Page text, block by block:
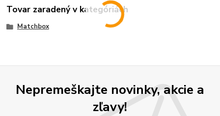
Tovar zaradený v kategóriách
Matchbox
Nepremeškajte novinky, akcie a
zľavy!